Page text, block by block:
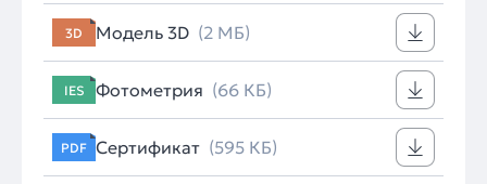
3D Модель 3D (2 МБ)
IES Фотометрия (66 КБ)
PDF Сертификат (595 КБ)